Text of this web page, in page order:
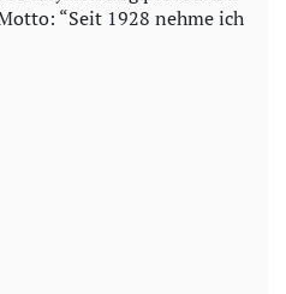
“Seit 1928 nehme ich